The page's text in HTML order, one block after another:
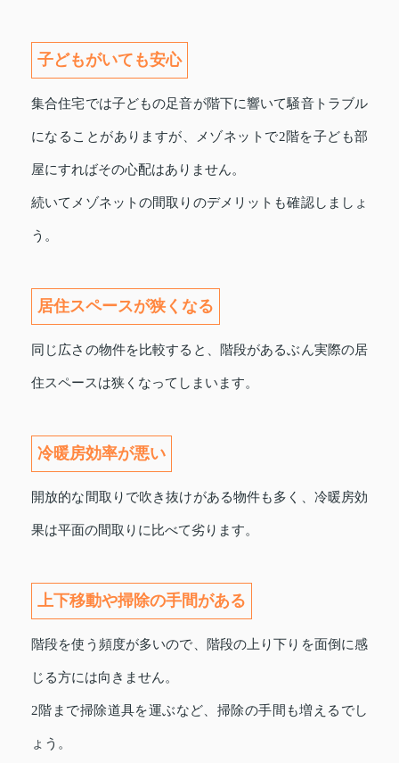
子どもがいても安心
集合住宅では子どもの足音が階下に響いて騒音トラブル
になることがありますが、メゾネットで2階を子ども部
屋にすればその心配はありません。
続いてメゾネットの間取りのデメリットも確認しましょ
う。
居住スペースが狭くなる
同じ広さの物件を比較すると、階段があるぶん実際の居
住スペースは狭くなってしまいます。
冷暖房効率が悪い
開放的な間取りで吹き抜けがある物件も多く、冷暖房効
果は平面の間取りに比べて劣ります。
上下移動や掃除の手間がある
階段を使う頻度が多いので、階段の上り下りを面倒に感
じる方には向きません。
2階まで掃除道具を運ぶなど、掃除の手間も増えるでし
ょう。